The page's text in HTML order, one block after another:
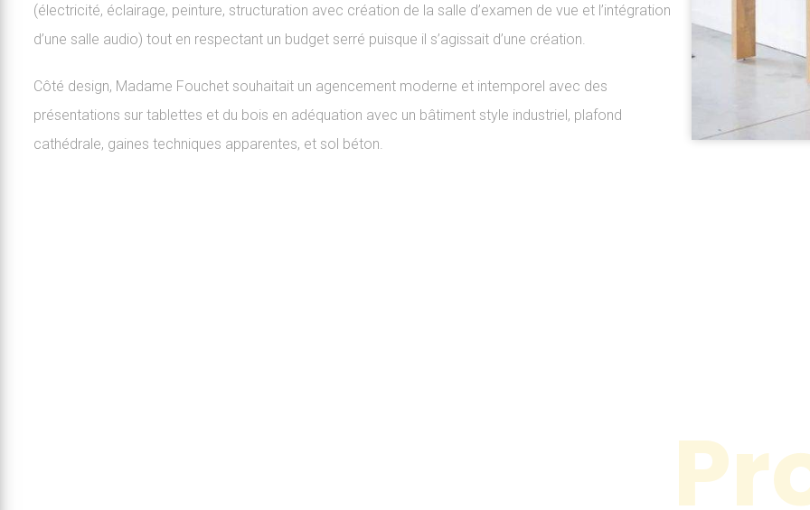
(électricité, éclairage, peinture, structuration avec création de la salle d’examen de vue et l’intégration
d’une salle audio) tout en respectant un budget serré puisque il s’agissait d’une création.
Côté design, Madame Fouchet souhaitait un agencement moderne et intemporel avec des
présentations sur tablettes et du bois en adéquation avec un bâtiment style industriel, plafond
cathédrale, gaines techniques apparentes, et sol béton.